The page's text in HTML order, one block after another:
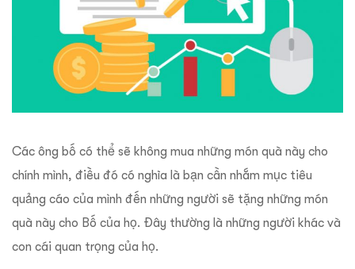
Các ông bố có thể sẽ không mua những món quà này cho
chính mình, điều đó có nghĩa là bạn cần nhắm mục tiêu
quảng cáo của mình đến những người sẽ tặng những món
quà này cho Bố của họ. Đây thường là những người khác và
con cái quan trọng của họ.